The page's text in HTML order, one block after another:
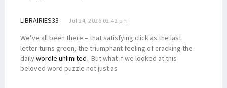
LIBRAIRIES33 Jul 24, 2026 02:42 pm
We’ve all been there – that satisfying click as the last
letter turns green, the triumphant feeling of cracking the
dailywordle unlimited . But what if we looked at this
beloved word puzzle not just as